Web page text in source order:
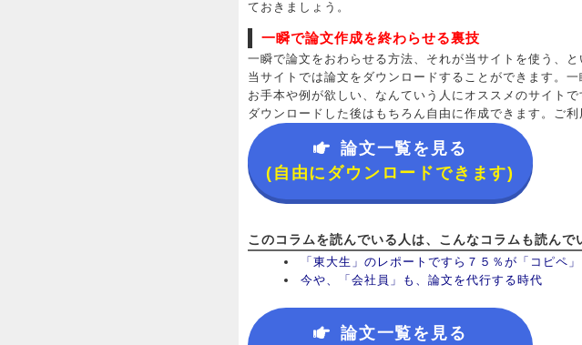
ておきましょう。
一瞬で論文作成を終わらせる裏技
一瞬で論文をおわらせる方法、それが当サイトを使う、と
当サイトでは論文をダウンロードすることができます。一
お手本や例が欲しい、なんていう人にオススメのサイトで
ダウンロードした後はもちろん自由に作成できます。ご利
論文一覧を見る
(自由にダウンロードできます)
このコラムを読んでいる人は、こんなコラムも読んで
「東大生」のレポートですら７５％が「コピペ
今や、「会社員」も、論文を代行する時代
論文一覧を見る